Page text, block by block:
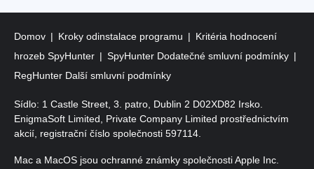
Domov Kroky odinstalace programu
Kritéria hodnocení
hrozeb SpyHunter
SpyHunter Dodatečné smluvní podmínky
RegHunter Další smluvní podmínky
Sídlo: 1 Castle Street, 3. patro, Dublin 2 D02XD82 Irsko.
EnigmaSoft Limited, Private Company Limited prostřednictvím
akcií, registrační číslo společnosti 597114.
Mac a MacOS jsou ochranné známky společnosti Apple Inc.